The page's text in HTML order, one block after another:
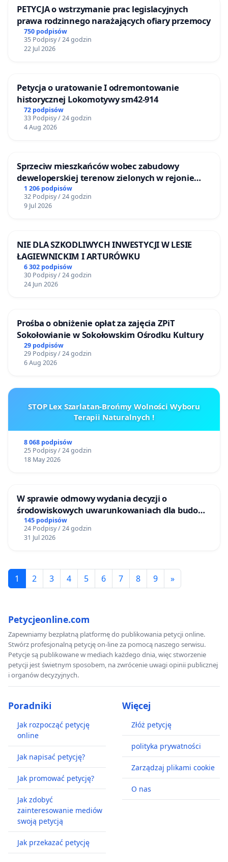
PETYCJA o wstrzymanie prac legislacyjnych
prawa rodzinnego narażających ofiary przemocy
750 podpisów
35 Podpisy / 24 godzin
22 Jul 2026
Petycja o uratowanie I odremontowanie
historycznej Lokomotywy sm42-914
72 podpisów
33 Podpisy / 24 godzin
4 Aug 2026
Sprzeciw mieszkańców wobec zabudowy
deweloperskiej terenow zielonych w rejonie
Bulwarów Straceńskich w Bielsku-Białej
1 206 podpisów
32 Podpisy / 24 godzin
9 Jul 2026
NIE DLA SZKODLIWYCH INWESTYCJI W LESIE
ŁAGIEWNICKIM I ARTURÓWKU
6 302 podpisów
30 Podpisy / 24 godzin
24 Jun 2026
Prośba o obniżenie opłat za zajęcia ZPiT
Sokołowianie w Sokołowskim Ośrodku Kultury
29 podpisów
29 Podpisy / 24 godzin
6 Aug 2026
STOP Lex Szarlatan-Brońmy Wolności Wyboru
Terapii Naturalnych !
8 068 podpisów
25 Podpisy / 24 godzin
18 May 2026
W sprawie odmowy wydania decyzji o
środowiskowych uwarunkowaniach dla budowy
zakładu wytwarzania biometanu „Krynki” w
Ostrowiu Południowym oraz ochrony
mieszkańców i Puszczy Knyszyńskiej
145 podpisów
24 Podpisy / 24 godzin
31 Jul 2026
1 2 3 4 5 6 7 8 9 »
Petycjeonline.com
Zapewniamy bezpłatną platformę do publikowania petycji online.
Stwórz profesjonalną petycję on-line za pomocą naszego serwisu.
Petycje są publikowane w mediach każdego dnia, więc stworzenie
petycji jest świetnym sposobem, na zwrócenie uwagi opinii publicznej
i organów decyzyjnych.
Poradniki
Jak rozpocząć petycję
online
Jak napisać petycję?
Jak promować petycję?
Jak zdobyć
zainteresowanie mediów
swoją petycją
Jak przekazać petycję
Więcej
Złóż petycję
polityka prywatności
Zarządzaj plikami cookie
O nas